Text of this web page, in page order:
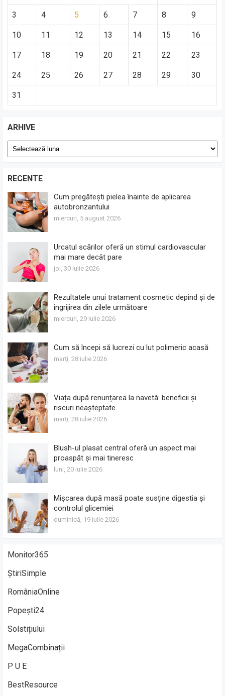
3 4 5 6 7 8 9
10 11 12 13 14 15 16
17 18 19 20 21 22 23
24 25 26 27 28 29 30
31
ARHIVE
Arhive
RECENTE
Cum pregătești pielea înainte de aplicarea
autobronzantului
miercuri, 5 august 2026
Urcatul scărilor oferă un stimul cardiovascular
mai mare decât pare
joi, 30 iulie 2026
Rezultatele unui tratament cosmetic depind și de
îngrijirea din zilele următoare
miercuri, 29 iulie 2026
Cum să începi să lucrezi cu lut polimeric acasă
marți, 28 iulie 2026
Viața după renunțarea la navetă: beneficii și
riscuri neașteptate
marți, 28 iulie 2026
Blush-ul plasat central oferă un aspect mai
proaspăt și mai tineresc
luni, 20 iulie 2026
Mișcarea după masă poate susține digestia și
controlul glicemiei
duminică, 19 iulie 2026
Monitor365
ȘtiriSimple
RomâniaOnline
Popești24
Solstițiului
MegaCombinații
P U E
BestResource